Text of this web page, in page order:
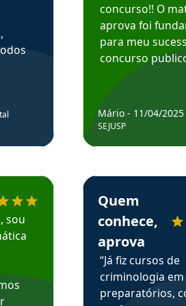
o Aprova Concursos em depoimento
sou
concurso!! O
aprova foi
para meu
concurso
Mário - 11/04/2025
SEJUSP
Estudante Henrique
Quem
conhece,
aprova
“Já fiz cursos de
criminologia em
preparatórios,